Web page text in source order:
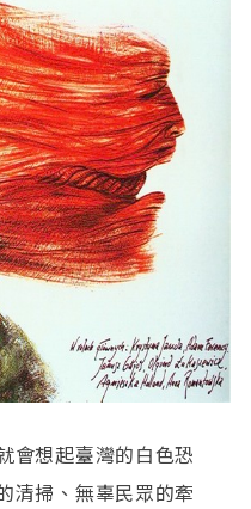
會想起臺灣的白色恐
清掃、無辜民眾的牽